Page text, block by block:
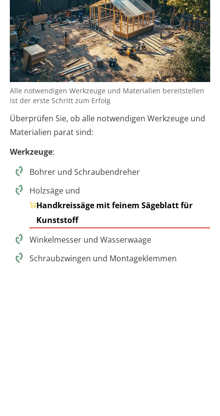
Alle notwendigen Werkzeuge und Materialien bereitstellen
ist der erste Schritt zum Erfolg
Überprüfen Sie, ob alle notwendigen Werkzeuge und
Materialien parat sind:
Werkzeuge:
Bohrer und Schraubendreher
Holzsäge und
Handkreissäge mit feinem Sägeblatt für
Kunststoff
Winkelmesser und Wasserwaage
Schraubzwingen und Montageklemmen